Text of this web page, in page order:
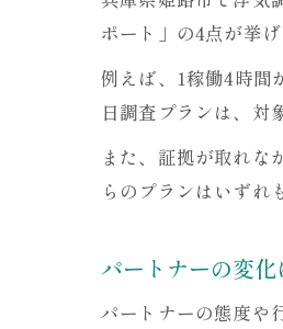
ポート」の4点が挙
例えば、1稼働4時間
日調査プランは、対
また、証拠が取れな
らのプランはいずれ
パートナーの変
パートナーの態度や